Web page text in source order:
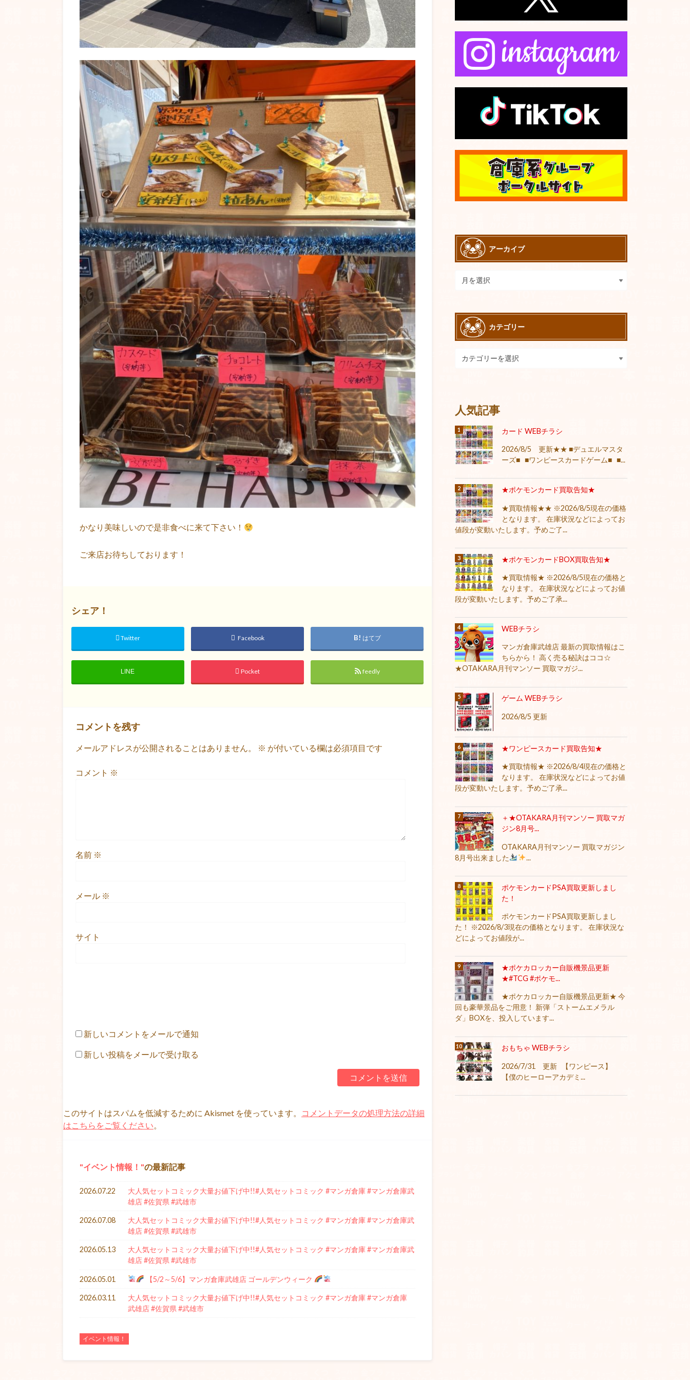
かなり美味しいので是非食べに来て下さい！
ご来店お待ちしております！
シェア！
Twitter Facebook はてブ
LINE Pocket feedly
コメントを残す
メールアドレスが公開されることはありません。 ※ が付いている欄は必須項目です
コメント ※
名前 ※
メール ※
サイト
新しいコメントをメールで通知
新しい投稿をメールで受け取る
このサイトはスパムを低減するために Akismet を使っています。
コメントデータの処理方法の詳細
はこちらをご覧ください
イベント情報！ の最新記事
2026.07.22
大人気セットコミック大量お値下げ中!!#人気セットコミック #マンガ倉庫 #マンガ倉庫武
雄店 #佐賀県 #武雄市
2026.07.08
大人気セットコミック大量お値下げ中!!#人気セットコミック #マンガ倉庫 #マンガ倉庫武
雄店 #佐賀県 #武雄市
2026.05.13
大人気セットコミック大量お値下げ中!!#人気セットコミック #マンガ倉庫 #マンガ倉庫武
雄店 #佐賀県 #武雄市
2026.05.01 【5/2～5/6】マンガ倉庫武雄店 ゴールデンウィーク
2026.03.11
大人気セットコミック大量お値下げ中!!#人気セットコミック #マンガ倉庫 #マンガ倉庫
武雄店 #佐賀県 #武雄市
イベント情報！
アーカイブ
カテゴリー
人気記事
カード WEBチラシ
2026/8/5 更新★★ ■デュエルマスタ
ーズ■ ■ワンピースカードゲーム■ ■...
★ポケモンカード買取告知★
★買取情報★★ ※2026/8/5現在の価格
となります。 在庫状況などによってお
値段が変動いたします。予めご了...
★ポケモンカードBOX買取告知★
★買取情報★ ※2026/8/5現在の価格と
なります。 在庫状況などによってお値
段が変動いたします。予めご了承...
WEBチラシ
マンガ倉庫武雄店 最新の買取情報はこ
ちらから！ 高く売る秘訣はココ☆
★OTAKARA月刊マンソー 買取マガジ...
ゲーム WEBチラシ
2026/8/5 更新
★ワンピースカード買取告知★
★買取情報★ ※2026/8/4現在の価格と
なります。 在庫状況などによってお値
段が変動いたします。予めご了承...
＋★OTAKARA月刊マンソー 買取マガ
ジン8月号...
OTAKARA月刊マンソー 買取マガジン
8月号出来ました
...
ポケモンカードPSA買取更新しまし
た！
ポケモンカードPSA買取更新しまし
た！ ※2026/8/3現在の価格となります。 在庫状況な
どによってお値段が...
★ポケカロッカー自販機景品更新
★#TCG #ポケモ...
★ポケカロッカー自販機景品更新★ 今
回も豪華景品をご用意！ 新弾「ストームエメラル
ダ」BOXを、投入しています...
おもちゃ WEBチラシ
2026/7/31 更新 【ワンピース】
【僕のヒーローアカデミ...